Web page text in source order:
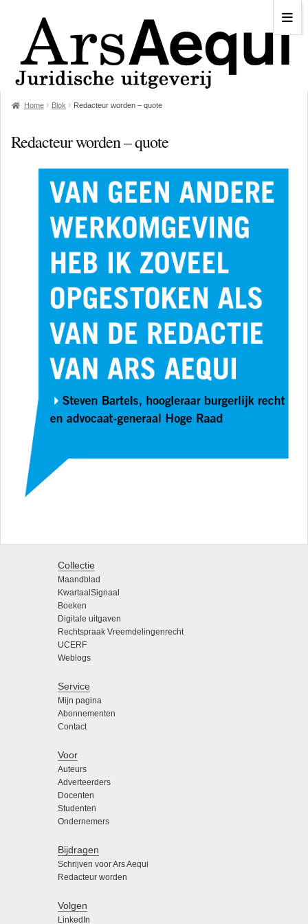
Home Blok Redacteur worden – quote
Redacteur worden – quote
Collectie
Maandblad
KwartaalSignaal
Boeken
Digitale uitgaven
Rechtspraak Vreemdelingenrecht
UCERF
Weblogs
Service
Mijn pagina
Abonnementen
Contact
Voor
Auteurs
Adverteerders
Docenten
Studenten
Ondernemers
Bijdragen
Schrijven voor Ars Aequi
Redacteur worden
Volgen
LinkedIn